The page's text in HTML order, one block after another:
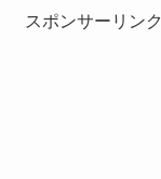
スポンサーリンク